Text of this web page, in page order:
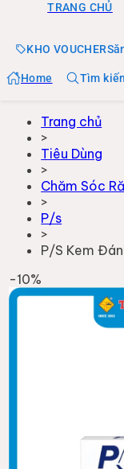
TRANG CHỦ
KHO VOUCHER
Home Tìm
Trang chủ
>
Tiêu Dùng
>
Chăm Sóc
>
P/s
>
P/S Kem
-10%